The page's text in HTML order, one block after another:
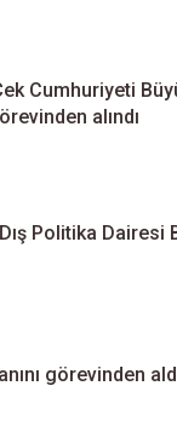
Cumhuriyeti
alındı
Politika Dairesi
görevinden